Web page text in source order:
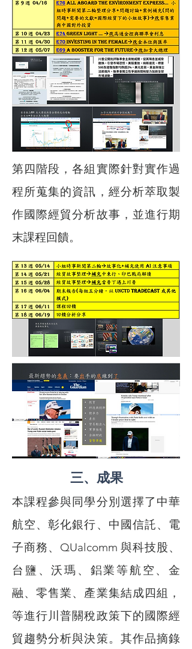
第四階段，各組實際針對實作過
程所蒐集的資訊，經分析萃取製
作國際經貿分析故事，並進行期
末課程回饋。
三、成果
本課程參與同學分別選擇了中華
航空、彰化銀行、中國信託、電
子商務、QUalcomm 與科技股、
台鹽、沃瑪、鋁業等航空、金
融、零售業、產業集結成四組，
等進行川普關稅政策下的國際經
貿趨勢分析與決策。其作品摘錄